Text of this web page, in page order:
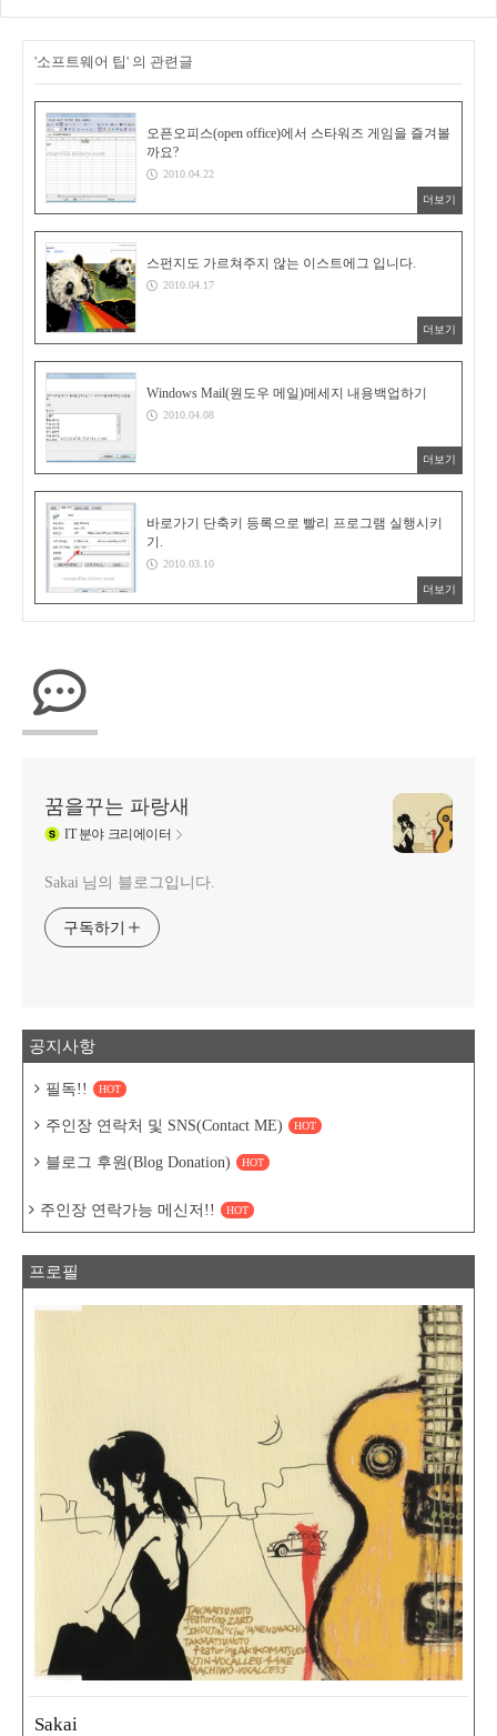
'소프트웨어 팁' 의 관련글
오픈오피스(open office)에서 스타워즈 게임을 즐겨볼
까요?
2010.04.22
더보기
스펀지도 가르쳐주지 않는 이스트에그 입니다.
2010.04.17
더보기
Windows Mail(원도우 메일)메세지 내용백업하기
2010.04.08
더보기
바로가기 단축키 등록으로 빨리 프로그램 실행시키
기.
2010.03.10
더보기
꿈을꾸는 파랑새
IT분야 크리에이터
Sakai 님의 블로그입니다.
구독하기
공지사항
필독!! HOT
주인장 연락처 및 SNS(Contact ME) HOT
블로그 후원(Blog Donation) HOT
주인장 연락가능 메신저!! HOT
프로필
Sakai